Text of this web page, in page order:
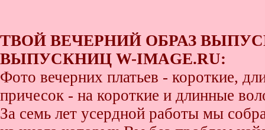
ТВОЙ ВЕЧЕРНИЙ ОБРАЗ
ВЫПУСКНИЦ W-IMAGE.RU:
Фото вечерних платьев - короткие,
причесок - на короткие и длинные
За семь лет усердной работы мы